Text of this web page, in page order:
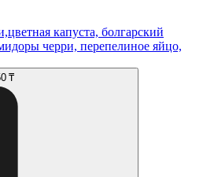
капуста, болгарский
черри, перепелиное яйцо,
₸